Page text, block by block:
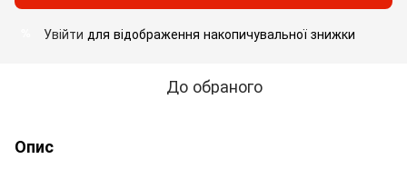
Увійти для відображення накопичувальної знижки
До обраного
Опис